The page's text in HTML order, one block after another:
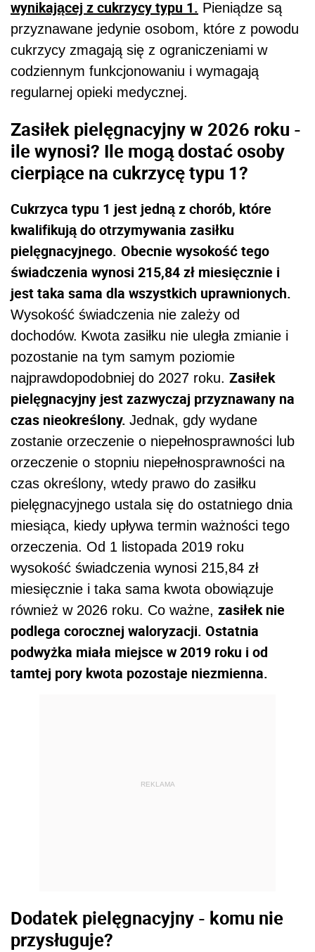
wynikającej z cukrzycy typu 1. Pieniądze są
przyznawane jedynie osobom, które z powodu
cukrzycy zmagają się z ograniczeniami w
codziennym funkcjonowaniu i wymagają
regularnej opieki medycznej.
Zasiłek pielęgnacyjny w 2026 roku -
ile wynosi? Ile mogą dostać osoby
cierpiące na cukrzycę typu 1?
Cukrzyca typu 1 jest jedną z chorób, które
kwalifikują do otrzymywania zasiłku
pielęgnacyjnego. Obecnie wysokość tego
świadczenia wynosi 215,84 zł miesięcznie i
jest taka sama dla wszystkich uprawnionych.
Wysokość świadczenia nie zależy od
dochodów. Kwota zasiłku nie uległa zmianie i
pozostanie na tym samym poziomie
najprawdopodobniej do 2027 roku. Zasiłek
pielęgnacyjny jest zazwyczaj przyznawany na
czas nieokreślony. Jednak, gdy wydane
zostanie orzeczenie o niepełnosprawności lub
orzeczenie o stopniu niepełnosprawności na
czas określony, wtedy prawo do zasiłku
pielęgnacyjnego ustala się do ostatniego dnia
miesiąca, kiedy upływa termin ważności tego
orzeczenia. Od 1 listopada 2019 roku
wysokość świadczenia wynosi 215,84 zł
miesięcznie i taka sama kwota obowiązuje
również w 2026 roku. Co ważne, zasiłek nie
podlega corocznej waloryzacji. Ostatnia
podwyżka miała miejsce w 2019 roku i od
tamtej pory kwota pozostaje niezmienna.
REKLAMA
Dodatek pielęgnacyjny - komu nie
przysługuje?